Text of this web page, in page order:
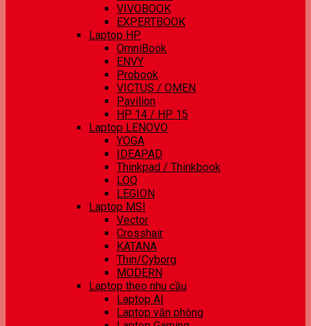
VIVOBOOK
EXPERTBOOK
Laptop HP
OmniBook
ENVY
Probook
VICTUS / OMEN
Pavilion
HP 14 / HP 15
Laptop LENOVO
YOGA
IDEAPAD
Thinkpad / Thinkbook
LOQ
LEGION
Laptop MSI
Vector
Crosshair
KATANA
Thin/Cyborg
MODERN
Laptop theo nhu cầu
Laptop AI
Laptop văn phòng